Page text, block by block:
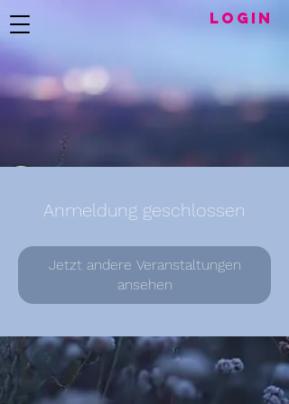
LogIN
Anmeldung geschlossen
Jetzt andere Veranstaltungen
ansehen